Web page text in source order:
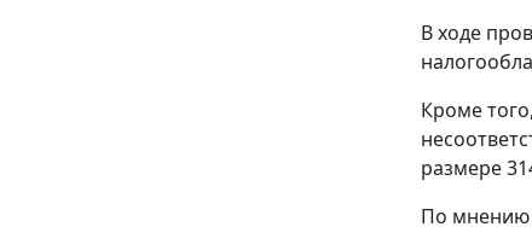
В ходе
Кроме
размере
По мнению